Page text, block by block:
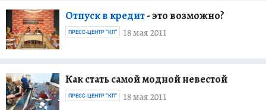
Отпуск в кредит- это возможно?
18 мая 2011
ПРЕСС-ЦЕНТР "КП"
Как стать самой модной невестой
18 мая 2011
ПРЕСС-ЦЕНТР "КП"